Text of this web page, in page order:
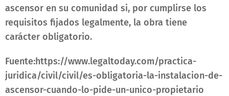
ascensor en su comunidad si, por cumplirse los
requisitos fijados legalmente, la obra tiene
carácter obligatorio.
Fuente:https://www.legaltoday.com/practica-
juridica/civil/civil/es-obligatoria-la-instalacion-de-
ascensor-cuando-lo-pide-un-unico-propietario